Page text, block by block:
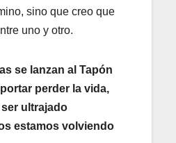
sino que creo que
uno y otro.
se lanzan al Tapón
perder la vida,
ultrajado
estamos volviendo